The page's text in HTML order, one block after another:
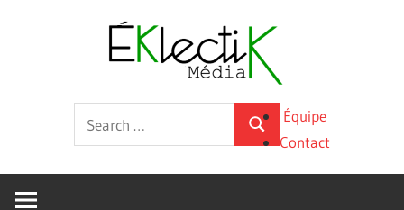
toutes
ses
for:
Search
Équipe
Contact